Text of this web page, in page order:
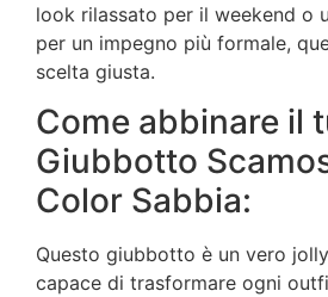
look rilassato per il weekend o
per un impegno più formale,
scelta giusta.
Come abbinare il
Giubbotto
Color Sabbia:
Questo giubbotto è un vero
capace di trasformare ogni